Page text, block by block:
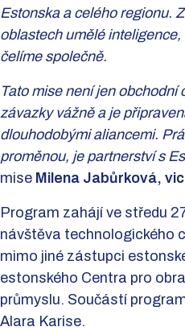
Estonska a celého regionu.
oblastech umělé
čelíme společně.
Tato mise není jen
závazky vážně a je
dlouhodobými aliancemi.
proměnou, je partnerství s
mise Milena Jabůrková,
Program zahájí ve středu
návštěva technologického
mimo jiné zástupci
estonského Centra pro
průmyslu. Součástí
Alara Karise.